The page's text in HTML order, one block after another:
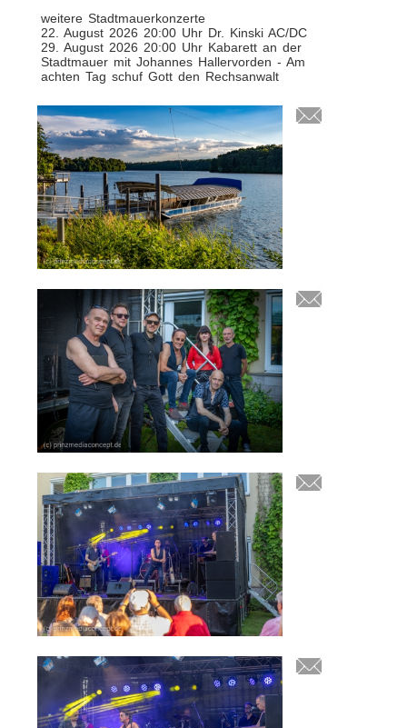
weitere Stadtmauerkonzerte
22. August 2026 20:00 Uhr Dr. Kinski AC/DC
29. August 2026 20:00 Uhr Kabarett an der
Stadtmauer mit Johannes Hallervorden - Am
achten Tag schuf Gott den Rechsanwalt